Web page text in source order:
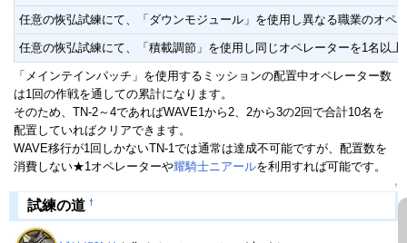
任意の恢弘試練にて、「ダウンモジュール」を使用し異なる職業のオペ
任意の恢弘試練にて、「積載調節」を使用し同じオペレーターを1名以
「メインテインパッチ」を使用するミッションの配置中オペレーター数
は1回の作戦を通しての累計になります。
そのため、TN-2～4であればWAVE1から2、2から3の2回で合計10名を
配置していればクリアできます。
WAVE移行が1回しかないTN-1では通常は達成不可能ですが、配置数を
消費しない★1オペレーターや耀騎士ニアールを利用すれば可能です。
↑
試練の道 †